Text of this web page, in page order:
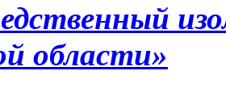
области»